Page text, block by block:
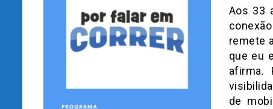
Aos 33
remete
que eu
afirma.
de